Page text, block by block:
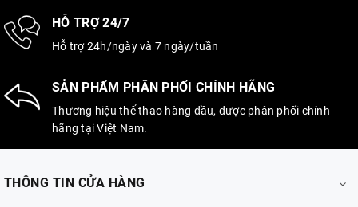
HỖ TRỢ 24/7
Hỗ trợ 24h/ngày và 7 ngày/tuần
SẢN PHẨM PHÂN PHỐI CHÍNH HÃNG
Thương hiệu thể thao hàng đầu, được phân phối chính
hãng tại Việt Nam.
THÔNG TIN CỬA HÀNG